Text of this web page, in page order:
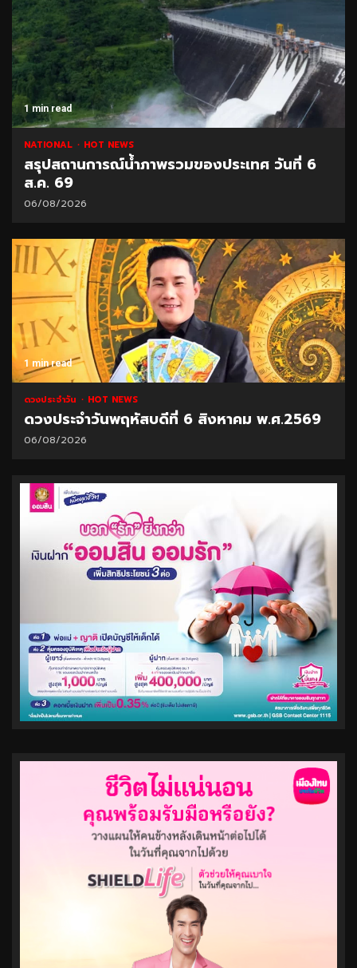
1 min read
NATIONAL HOT NEWS
สรุปสถานการณ์น้ำภาพรวมของประเทศ วันที่ 6
ส.ค. 69
06/08/2026
1 min read
ดวงประจำวัน HOT NEWS
ดวงประจำวันพฤหัสบดีที่ 6 สิงหาคม พ.ศ.2569
06/08/2026